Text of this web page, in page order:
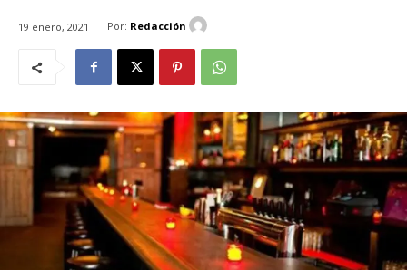
19 enero, 2021 Por: Redacción